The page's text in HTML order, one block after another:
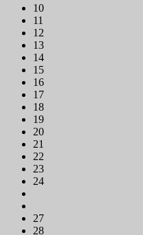
10
11
12
13
14
15
16
17
18
19
20
21
22
23
24
27
28